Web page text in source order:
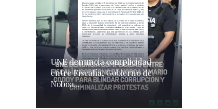
UNE denuncia complicidad
entre Fiscalía, Gobierno de
Noboa...